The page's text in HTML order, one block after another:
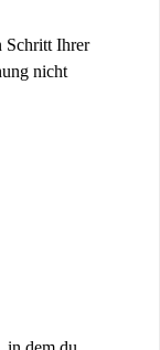
Schritt Ihrer
nicht